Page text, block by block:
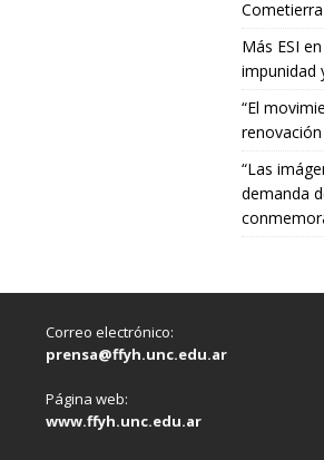
Más ESI
impunidad
“El
“Las
demanda
Correo electrónico:
prensa@ffyh.unc.edu.ar
Página web:
www.ffyh.unc.edu.ar